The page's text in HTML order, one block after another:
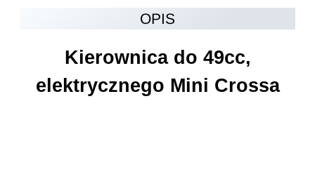
OPIS
Kierownica do 49cc,
elektrycznego Mini Crossa